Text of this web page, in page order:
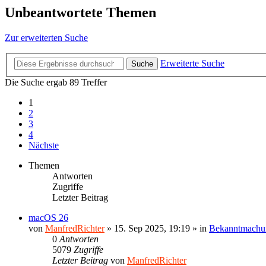
Unbeantwortete Themen
Zur erweiterten Suche
Suche
Erweiterte Suche
Die Suche ergab 89 Treffer
1
2
3
4
Nächste
Themen
Antworten
Zugriffe
Letzter Beitrag
macOS 26
von ManfredRichter» 15. Sep 2025, 19:19 » in
0 Antworten
5079 Zugriffe
Letzter Beitrag von ManfredRichter